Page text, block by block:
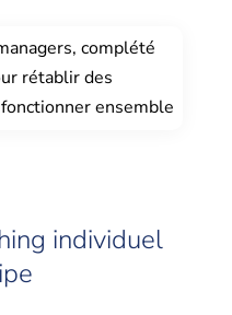
complété
rétablir des
ensemble
individuel